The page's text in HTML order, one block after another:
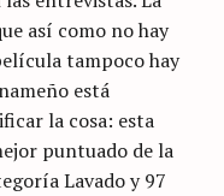
así como no hay
tampoco hay
está
la cosa: esta
puntuado de la
Lavado y 97